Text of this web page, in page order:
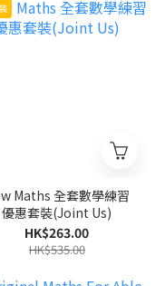
Maths 全套數學練習
優惠套裝(Joint Us)
HK$263.00
HK$535.00